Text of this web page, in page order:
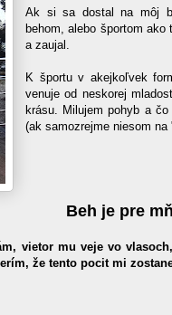
Ak si sa dostal na môj
behom, alebo športom
a zaujal.
K športu v akejkoľvek
venuje od neskorej
krásu. Milujem pohyb a
(ak samozrejme niesom na
Beh je pre
vietor mu veje vo
že tento pocit mi